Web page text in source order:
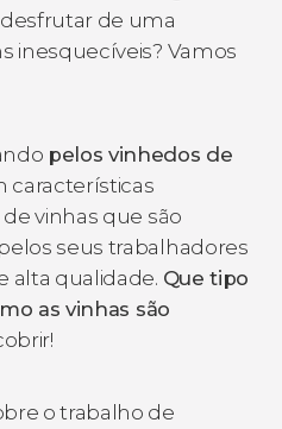
de uma
inesquecíveis? Vamos
pelos vinhedos de
características
vinhas que são
seus trabalhadores
alta qualidade. Que tipo
as vinhas são
o trabalho de